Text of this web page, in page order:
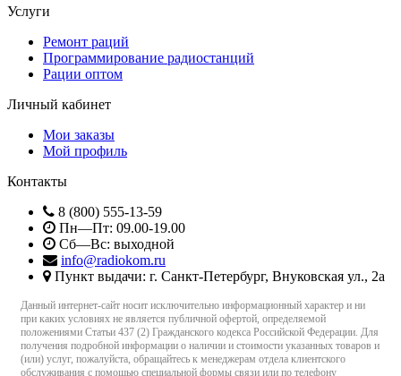
Услуги
Ремонт раций
Программирование радиостанций
Рации оптом
Личный кабинет
Мои заказы
Мой профиль
Контакты
8 (800) 555-13-59
Пн—Пт: 09.00-19.00
Сб—Вс: выходной
info@radiokom.ru
Пункт выдачи: г. Санкт-Петербург, Внуковская ул., 2а
Данный интернет-сайт носит исключительно информационный характер и ни
при каких условиях не является публичной офертой, определяемой
положениями Статьи 437 (2) Гражданского кодекса Российской Федерации. Для
получения подробной информации о наличии и стоимости указанных товаров и
(или) услуг, пожалуйста, обращайтесь к менеджерам отдела клиентского
обслуживания с помощью специальной формы связи или по телефону